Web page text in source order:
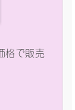
格で販売